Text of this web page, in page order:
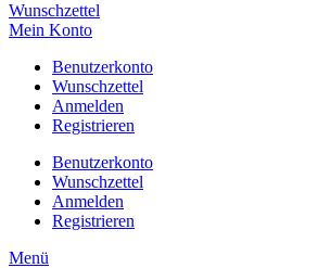
Wunschzettel
Mein Konto
Benutzerkonto
Wunschzettel
Anmelden
Registrieren
Benutzerkonto
Wunschzettel
Anmelden
Registrieren
Menü